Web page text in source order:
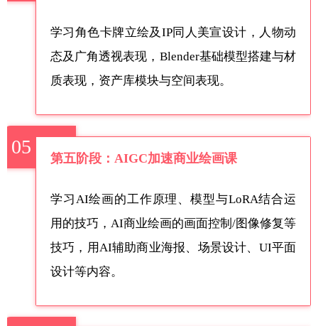
学习角色卡牌立绘及IP同人美宣设计，人物动
态及广角透视表现，Blender基础模型搭建与材
质表现，资产库模块与空间表现。
05
第五阶段：AIGC加速商业绘画课
学习AI绘画的工作原理、模型与LoRA结合运
用的技巧，AI商业绘画的画面控制/图像修复等
技巧，用AI辅助商业海报、场景设计、UI平面
设计等内容。